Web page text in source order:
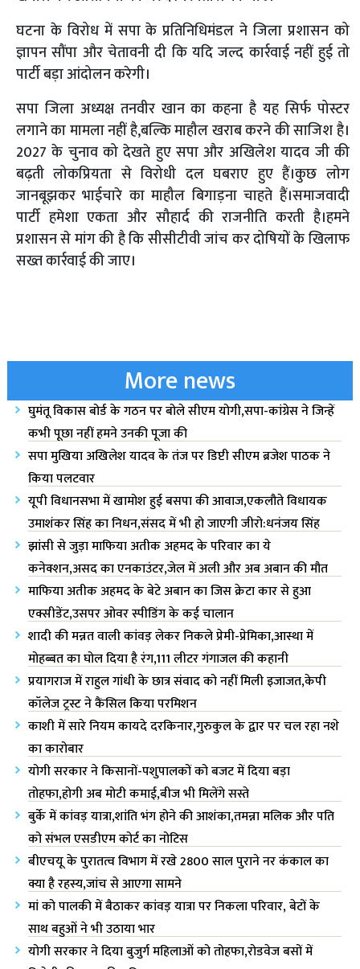
घटना के विरोध में सपा के प्रतिनिधिमंडल ने जिला प्रशासन को
ज्ञापन सौंपा और चेतावनी दी कि यदि जल्द कार्रवाई नहीं हुई तो
पार्टी बड़ा आंदोलन करेगी।
सपा जिला अध्यक्ष तनवीर खान का कहना है यह सिर्फ पोस्टर
लगाने का मामला नहीं है,बल्कि माहौल खराब करने की साजिश है।
2027 के चुनाव को देखते हुए सपा और अखिलेश यादव जी की
बढ़ती लोकप्रियता से विरोधी दल घबराए हुए हैं।कुछ लोग
जानबूझकर भाईचारे का माहौल बिगाड़ना चाहते हैं।समाजवादी
पार्टी हमेशा एकता और सौहार्द की राजनीति करती है।हमने
प्रशासन से मांग की है कि सीसीटीवी जांच कर दोषियों के खिलाफ
सख्त कार्रवाई की जाए।
More news
घुमंतू विकास बोर्ड के गठन पर बोले सीएम योगी,सपा-कांग्रेस ने जिन्हें
कभी पूछा नहीं हमने उनकी पूजा की
सपा मुखिया अखिलेश यादव के तंज पर डिप्टी सीएम ब्रजेश पाठक ने
किया पलटवार
यूपी विधानसभा में खामोश हुई बसपा की आवाज,एकलौते विधायक
उमाशंकर सिंह का निधन,संसद में भी हो जाएगी जीरो:धनंजय सिंह
झांसी से जुड़ा माफिया अतीक अहमद के परिवार का ये
कनेक्शन,असद का एनकाउंटर,जेल में अली और अब अबान की मौत
माफिया अतीक अहमद के बेटे अबान का जिस क्रेटा कार से हुआ
एक्सीडेंट,उसपर ओवर स्पीडिंग के कई चालान
शादी की मन्नत वाली कांवड़ लेकर निकले प्रेमी-प्रेमिका,आस्था में
मोहब्बत का घोल दिया है रंग,111 लीटर गंगाजल की कहानी
प्रयागराज में राहुल गांधी के छात्र संवाद को नहीं मिली इजाजत,केपी
कॉलेज ट्रस्ट ने कैंसिल किया परमिशन
काशी में सारे नियम कायदे दरकिनार,गुरुकुल के द्वार पर चल रहा नशे
का कारोबार
योगी सरकार ने किसानों-पशुपालकों को बजट में दिया बड़ा
तोहफा,होगी अब मोटी कमाई,बीज भी मिलेंगे सस्ते
बुर्के में कांवड़ यात्रा,शांति भंग होने की आशंका,तमन्ना मलिक और पति
को संभल एसडीएम कोर्ट का नोटिस
बीएचयू के पुरातत्व विभाग में रखे 2800 साल पुराने नर कंकाल का
क्या है रहस्य,जांच से आएगा सामने
मां को पालकी में बैठाकर कांवड़ यात्रा पर निकला परिवार, बेटों के
साथ बहुओं ने भी उठाया भार
योगी सरकार ने दिया बुजुर्ग महिलाओं को तोहफा,रोडवेज बसों में